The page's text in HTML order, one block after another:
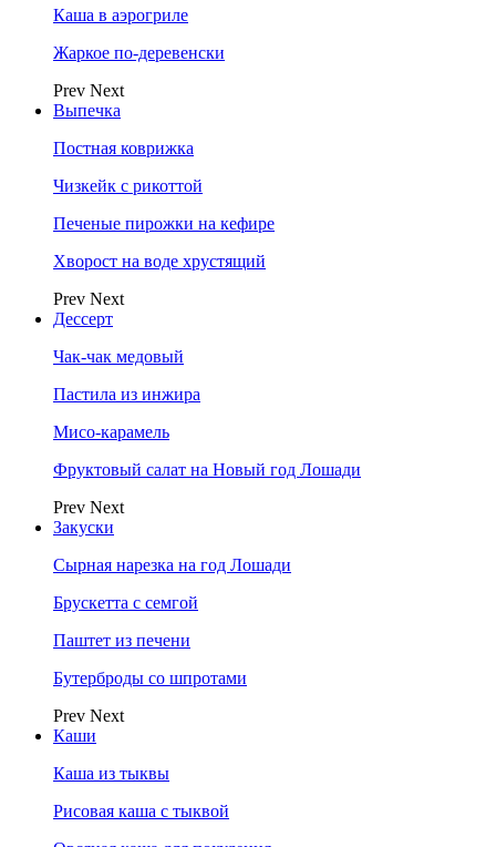
Каша в аэрогриле
Жаркое по-деревенски
Prev Next
Выпечка
Постная коврижка
Чизкейк с рикоттой
Печеные пирожки на кефире
Хворост на воде хрустящий
Prev Next
Дессерт
Чак-чак медовый
Пастила из инжира
Мисо-карамель
Фруктовый салат на Новый год Лошади
Prev Next
Закуски
Сырная нарезка на год Лошади
Брускетта с семгой
Паштет из печени
Бутерброды со шпротами
Prev Next
Каши
Каша из тыквы
Рисовая каша с тыквой